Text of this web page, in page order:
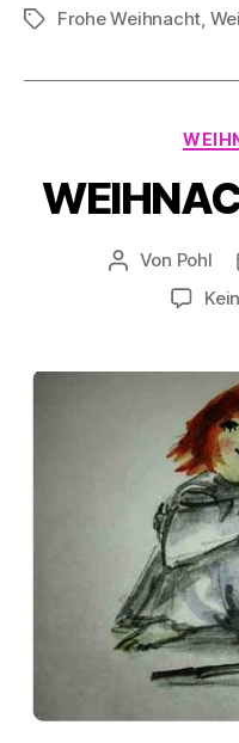
Schlagwörter
Frohe Weihnacht
Beitragsautor
Von Pohl